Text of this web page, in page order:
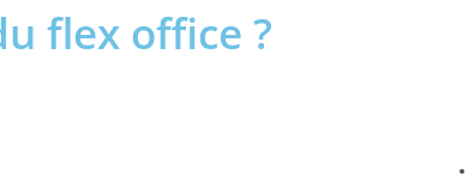
flex office ?